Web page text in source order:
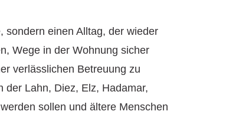
sondern einen Alltag, der wieder
Wege in der Wohnung sicher
verlässlichen Betreuung zu
der Lahn, Diez, Elz, Hadamar,
sollen und ältere Menschen